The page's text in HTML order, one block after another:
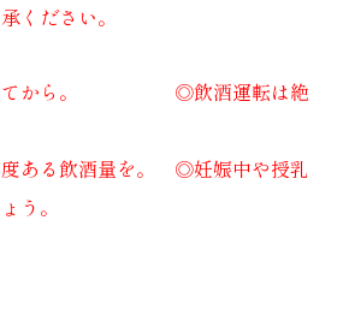
ください。
ってから。 ◎飲酒運転は絶
ある飲酒量を。 ◎妊娠中や授乳
う。